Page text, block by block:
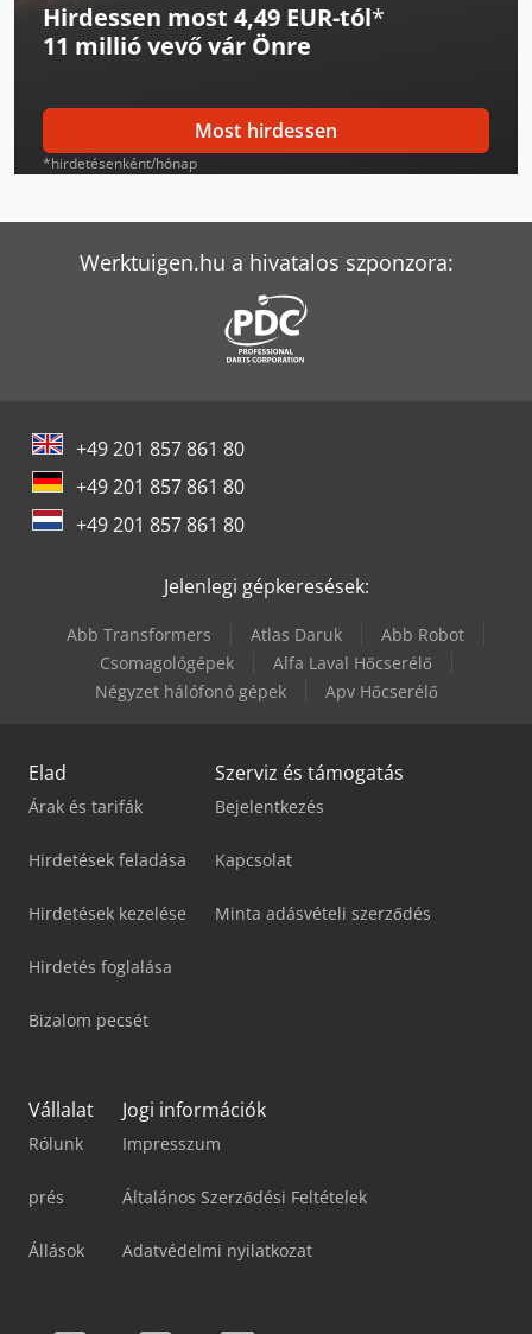
Linde H16D
Linde H18D
Linde H18T
Linde H60D
Linde L16
Linde L16Ap
Linde R16X
Linde T16
Hirdessen most 4,49 EUR-tól*
11 millió vevővár Önre
Most hirdessen
*hirdetésenként/hónap
Werktuigen.hu a hivatalos szponzora:
+49 201 857 861 80
+49 201 857 861 80
+49 201 857 861 80
Jelenlegi gépkeresések:
Abb Transformers Atlas Daruk
Abb Robot
Csomagológépek
Alfa Laval Hőcserélő
Négyzet hálófonó gépek
Apv Hőcserélő
Elad
Árak és tarifák
Hirdetések feladása
Hirdetések kezelése
Hirdetés foglalása
Bizalom pecsét
Szerviz és támogatás
Bejelentkezés
Kapcsolat
Minta adásvételi szerződés
Vállalat
Rólunk
prés
Állások
Jogi információk
Impresszum
Általános Szerződési Feltételek
Adatvédelmi nyilatkozat